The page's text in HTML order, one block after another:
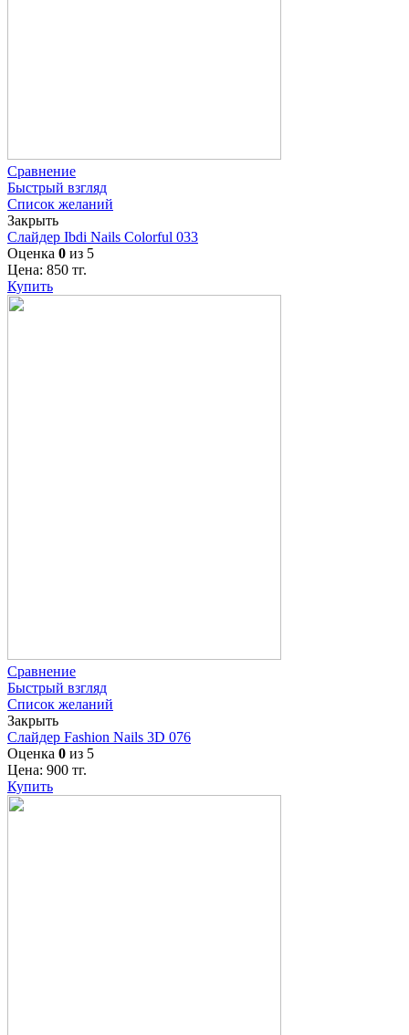
Сравнение
Быстрый взгляд
Список желаний
Закрыть
Слайдер Ibdi Nails Colorful 033
Оценка 0 из 5
Цена: 850 тг.
Купить
Сравнение
Быстрый взгляд
Список желаний
Закрыть
Слайдер Fashion Nails 3D 076
Оценка 0 из 5
Цена: 900 тг.
Купить